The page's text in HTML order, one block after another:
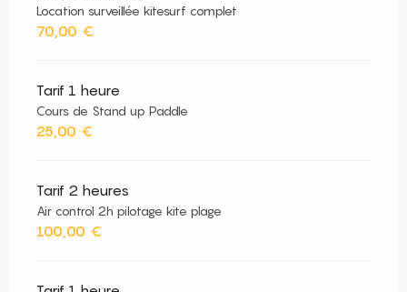
Location surveillée kitesurf complet
70,00 €
Tarif 1 heure
Cours de Stand up Paddle
25,00 €
Tarif 2 heures
Air control 2h pilotage kite plage
100,00 €